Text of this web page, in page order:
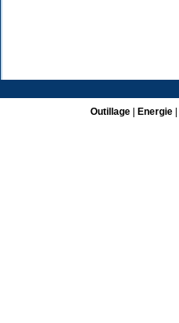
Outillage| Energie|